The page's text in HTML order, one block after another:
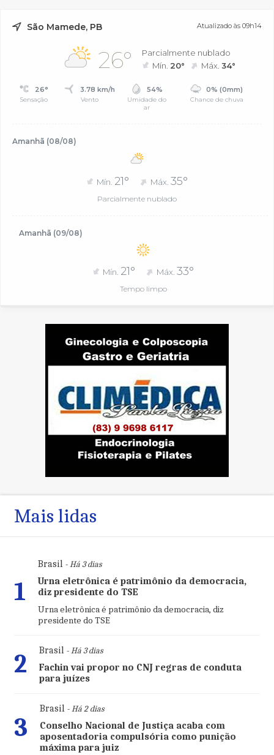
São Mamede, PB Atualizado às 09h14
26°
Parcialmente nublado
Mín. 20° Máx.34°
26°
Sensação
3.78 km/h
Vento
54%
Umidade do
ar
0% (0mm)
Chance de chuva
Amanhã (08/08)
Mín. 21° Máx. 35°
Parcialmente nublado
Amanhã (09/08)
Mín. 21° Máx.33°
Tempo limpo
Mais lidas
1
Brasil- Há 3 dias
Urna eletrônica é patrimônio da democracia,
diz presidente do TSE
Urna eletrônica é patrimônio da democracia, diz
presidente do TSE
2 Brasil- Há 3 dias
Fachin vai propor no CNJ regras de conduta
para juízes
3
Brasil- Há 2 dias
Conselho Nacional de Justiça acaba com
aposentadoria compulsória como punição
máxima para juiz